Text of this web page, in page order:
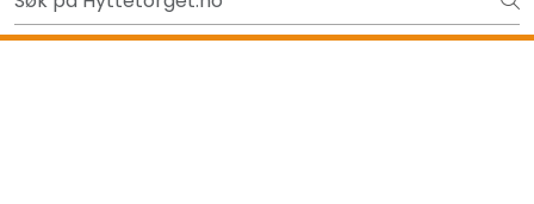
Skip to main contentUt på tur i sommer? Sjekk her førstTilbake